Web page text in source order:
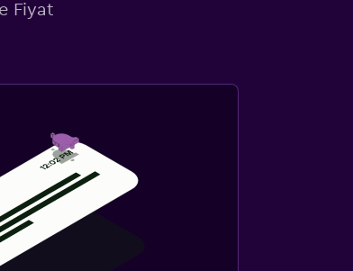
Fiyat